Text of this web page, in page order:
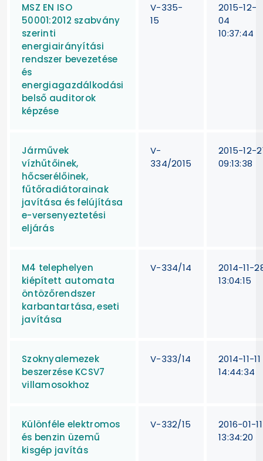
MSZ EN ISO
50001:2012 szabvány
szerinti
energiairányítási
rendszer bevezetése
és
energiagazdálkodási
belső auditorok
képzése
V-335-
15
2015-12-
04
10:37:44
Járművek
vízhűtőinek,
hőcserélőinek,
fűtőradiátorainak
javítása és felújítása
e-versenyeztetési
eljárás
V-
334/2015
2015-12-
09:13:38
M4 telephelyen
kiépített automata
öntözőrendszer
karbantartása, eseti
javítása
V-334/14
2014-11-
13:04:15
Szoknyalemezek
beszerzése KCSV7
villamosokhoz
V-333/14
2014-11-11
14:44:34
Különféle elektromos
és benzin üzemű
kisgép javítás
V-332/15
2016-01-11
13:34:20